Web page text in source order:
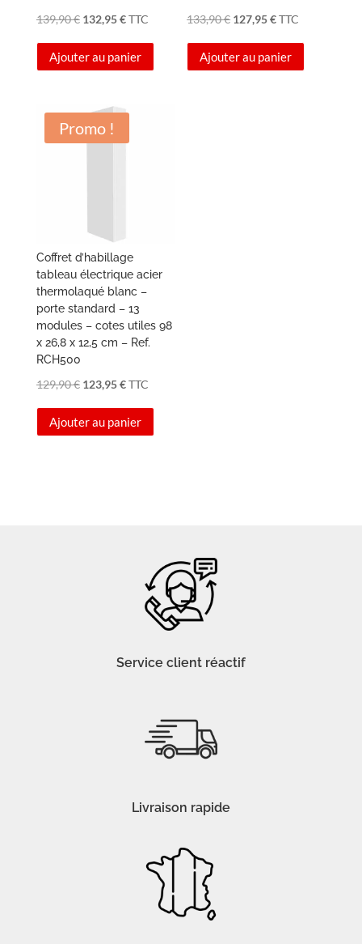
139,90€ Le
initial
132,95€Le
actuel
TTC
Ajouter au panier
133,90€ Le
initial
127,95€Le
actuel
TTC
Ajouter au panier
Promo !
Coffret d’habillage
tableau électrique acier
thermolaqué blanc –
porte standard – 13
modules – cotes utiles 98
x 26,8 x 12,5 cm – Ref.
RCH500
129,90€ Le
initial
123,95€Le
actuel
TTC
Ajouter au panier
Service client réactif
Livraison rapide